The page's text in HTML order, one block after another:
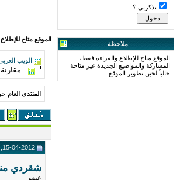
تذكرني ؟
ملاحظة
الموقع متاح للإطلاع والقراءة فقط،
المشاركة والمواضيع الجديدة غير متاحة
حالياً لحين تطوير الموقع.
الموقع متاح
الويب
المنتدى العام
شقردي
عضو